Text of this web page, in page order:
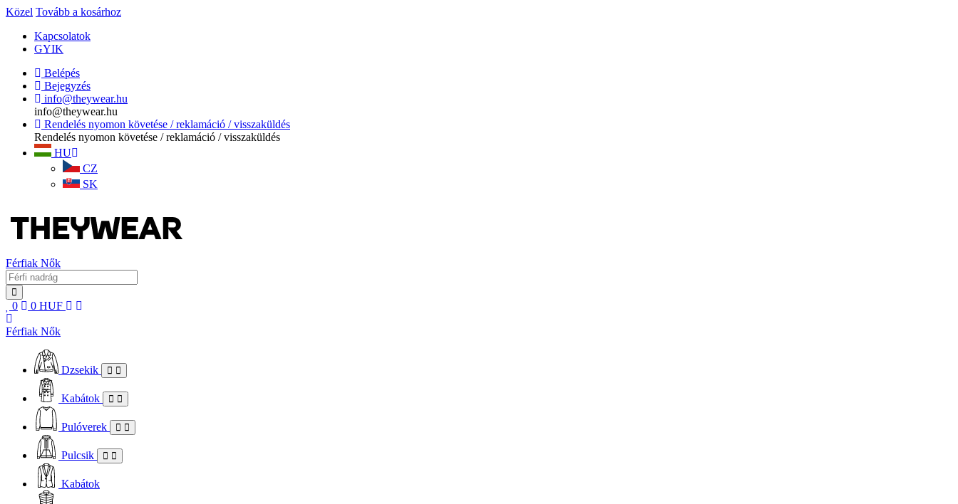
Közel Tovább a kosárhoz
Kapcsolatok
GYIK
Belépés
Bejegyzés
info@theywear.hu
info@theywear.hu
Rendelés nyomon követése / reklamáció / visszaküldés
Rendelés nyomon követése / reklamáció / visszaküldés
HU
CZ
SK
Férfiak Nők
0 0 HUF
Férfiak Nők
Dzsekik
Kabátok
Pulóverek
Pulcsik
Kabátok